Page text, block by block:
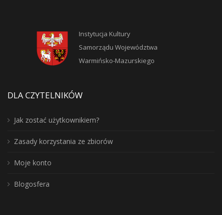
Instytucja Kultury
Samorządu Województwa
Warmińsko-Mazurskiego
DLA CZYTELNIKÓW
Jak zostać użytkownikiem?
Zasady korzystania ze zbiorów
Moje konto
Blogosfera